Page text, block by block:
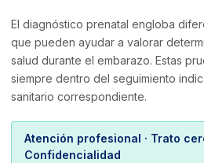
El diagnóstico prenatal engloba
que pueden ayudar a valorar
salud durante el embarazo. Estas
siempre dentro del seguimiento
sanitario correspondiente.
Atención profesional · Trato
Confidencialidad